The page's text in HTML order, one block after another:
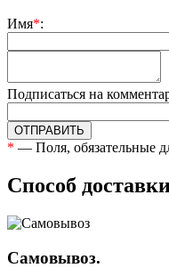
Имя*:
Подписаться на
ОТПРАВИТЬ
* — Поля, обязательные
Способ
Самовывоз.